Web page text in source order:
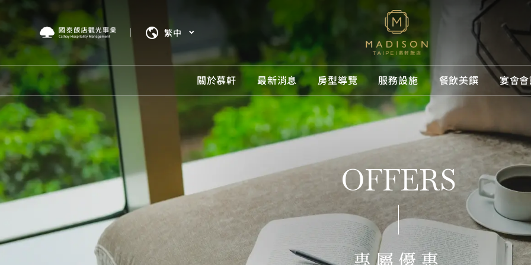
繁中
關於慕軒
關於慕軒
我們將為您打造尊榮舒適之旅
品牌介紹
品牌體驗
精選相冊
聯絡我們
獲獎紀錄
交通指南
最新消息
最新消息
專屬優惠
媒體中心
房型導覽
房型導覽
我們將為您打造尊榮舒適之旅
所有房型
客房
套房
服務設施
服務設施
所有設施
休閒娛樂
專屬服務
餐飲美饌
餐飲美饌
線上購物
宴會
OFFERS
專屬優惠